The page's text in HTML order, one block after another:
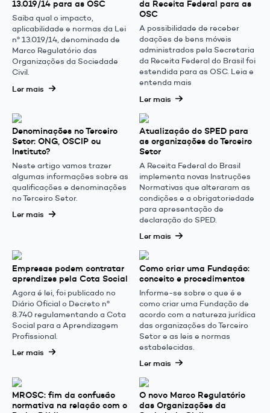
13.019/14 para as OSC
Saiba qual o impacto,
aplicabilidade e normas da Lei
nº 13.019/14, denominada de
Marco Regulatório das
Organizações da Sociedade
Civil.
Ler mais
da Receita Federal para as
OSC
A possibilidade de receber
doações de bens móveis
administrados pela Secretaria
da Receita Federal do Brasil foi
estendida para as OSC. Leia e
entenda mais
Ler mais
Denominações no Terceiro
Setor: ONG, OSCIP ou
Instituto?
Neste artigo vamos trazer
algumas informações sobre as
qualificações e denominações
no Terceiro Setor.
Ler mais
Atualização do SPED para
as organizações do Terceiro
Setor
A Receita Federal do Brasil
implementa novas Instruções
Normativas que alteraram as
condições e a obrigatoriedade
para apresentação de
declaração do SPED.
Ler mais
Empresas podem contratar
aprendizes pela Cota Social
Agora é lei, foi publicado no
Diário Oficial o Decreto nº
8.740 regulamentando a Cota
Social para a Aprendizagem
Profissional.
Ler mais
Como criar uma Fundação:
conceito e procedimentos
Informe-se sobre o que é e
como criar uma Fundação de
acordo com a natureza jurídica
das organizações do Terceiro
Setor e as leis e normas
estabelecidas.
Ler mais
MROSC: fim da confusão
normativa na relação com o
O novo Marco Regulatório
das Organizações da